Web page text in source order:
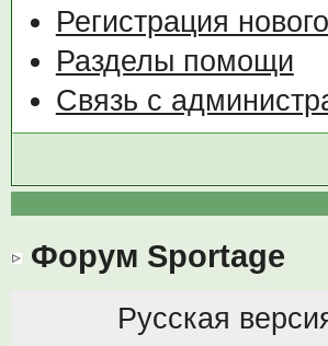
Регистрация
Разделы помощи
Связь с
Форум Sportage
Русская